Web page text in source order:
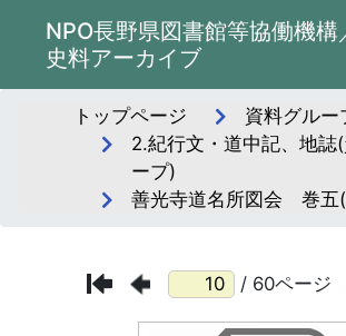
NPO長野県図書館等協働機構
史料アーカイブ
トップページ
資料グルー
2.紀行文・道中記、地誌
ープ)
善光寺道名所図会 巻五
/ 60ページ